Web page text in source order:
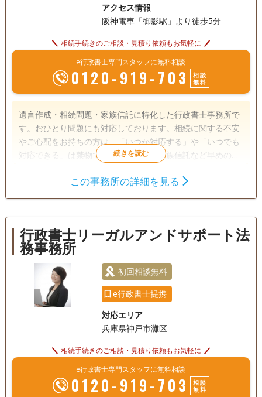
アクセス情報
阪神電車「御影駅」より徒歩5分
相続手続きのご相談・見積り依頼もお気軽に
e行政書士専門スタッフに無料相談
0120-919-703
相談
無料
遺言作成・相続問題・家族信託に特化した行政書士事務所で
す。おひとり問題にも対応しております。相続に関する不安
やご心配をお持ちの方は、「いつか対応する」や「いつでも
対応できる」は禁物です。遺言作成、家族信託など早めの対
遺産分割
相続人調査
この事務所の詳細を見る
行政書士リーガルアンドサポート法
務事務所
初回相談無料
e行政書士提携
対応エリア
兵庫県神戸市灘区
相続手続きのご相談・見積り依頼もお気軽に
e行政書士専門スタッフに無料相談
0120-919-703
相談
無料